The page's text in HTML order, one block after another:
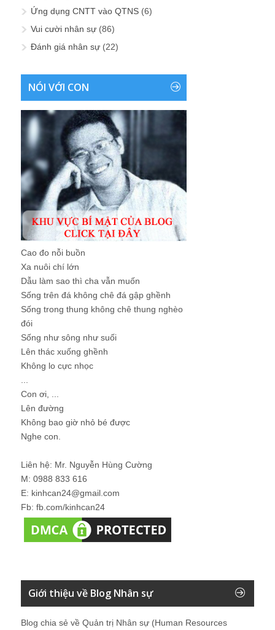
Ứng dụng CNTT vào QTNS (6)
Vui cười nhân sự (86)
Đánh giá nhân sự (22)
NÓI VỚI CON
Cao đo nỗi buồn
Xa nuôi chí lớn
Dẫu làm sao thì cha vẫn muốn
Sống trên đá không chê đá gập ghềnh
Sống trong thung không chê thung nghèo
đói
Sống như sông như suối
Lên thác xuống ghềnh
Không lo cực nhọc
Con ơi, ...
Lên đường
Không bao giờ nhỏ bé được
Nghe con.
Liên hệ: Mr. Nguyễn Hùng Cường
M: 0988 833 616
E: kinhcan24@gmail.com
Fb: fb.com/kinhcan24
Giới thiệu về Blog Nhân sự
Blog chia sẻ về Quản trị Nhân sự (Human Resources